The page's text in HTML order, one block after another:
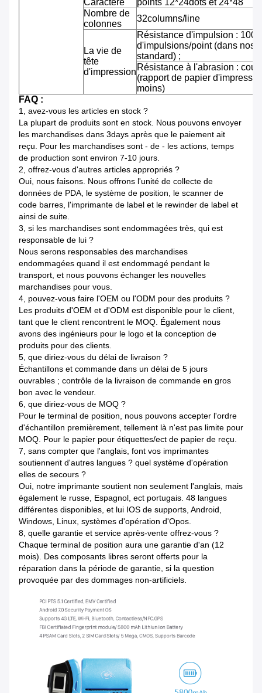
Caractère
points 12*24dots et 24*48
Nombre de
colonnes
32columns/line
La vie de
tête
d'impression
Résistance d'impulsion : 100
d'impulsions/point (dans nos
standard) ;
Résistance à l'abrasion :
(rapport de papier
moins)
FAQ :
1, avez-vous les articles en stock ?
La plupart de produits sont en stock. Nous pouvons envoyer
les marchandises dans 3days après que le paiement ait
reçu. Pour les marchandises sont - de - les actions, temps
de production sont environ 7-10 jours.
2, offrez-vous d'autres articles appropriés ?
Oui, nous faisons. Nous offrons l'unité de collecte de
données de PDA, le système de position, le scanner de
code barres, l'imprimante de label et le rewinder de label et
ainsi de suite.
3, si les marchandises sont endommagées très, qui est
responsable de lui ?
Nous serons responsables des marchandises
endommagées quand il est endommagé pendant le
transport, et nous pouvons échanger les nouvelles
marchandises pour vous.
4, pouvez-vous faire l'OEM ou l'ODM pour des produits ?
Les produits d'OEM et d'ODM est disponible pour le client,
tant que le client rencontrent le MOQ. Également nous
avons des ingénieurs pour le logo et la conception de
produits pour des clients.
5, que diriez-vous du délai de livraison ?
Échantillons et commande dans un délai de 5 jours
ouvrables ; contrôle de la livraison de commande en gros
bon avec le vendeur.
6, que diriez-vous de MOQ ?
Pour le terminal de position, nous pouvons accepter l'ordre
d'échantillon premièrement, tellement là n'est pas limite pour
MOQ. Pour le papier pour étiquettes/ect de papier de reçu.
7, sans compter que l'anglais, font vos imprimantes
soutiennent d'autres langues ? quel système d'opération
elles de secours ?
Oui, notre imprimante soutient non seulement l'anglais, mais
également le russe, Espagnol, ect portugais. 48 langues
différentes disponibles, et lui IOS de supports, Android,
Windows, Linux, systèmes d'opération d'Opos.
8, quelle garantie et service après-vente offrez-vous ?
Chaque terminal de position aura une garantie d'an (12
mois). Des composants libres seront offerts pour la
réparation dans la période de garantie, si la question
provoquée par des dommages non-artificiels.